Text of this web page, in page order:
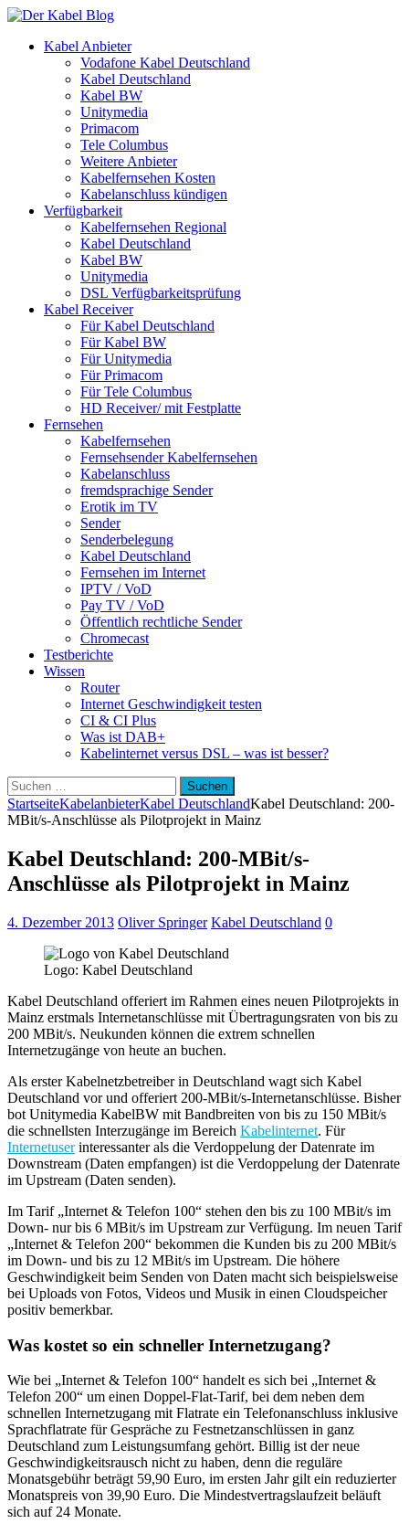
Kabel Anbieter
Vodafone Kabel Deutschland
Kabel Deutschland
Kabel BW
Unitymedia
Primacom
Tele Columbus
Weitere Anbieter
Kabelfernsehen Kosten
Kabelanschluss kündigen
Verfügbarkeit
Kabelfernsehen Regional
Kabel Deutschland
Kabel BW
Unitymedia
DSL Verfügbarkeitsprüfung
Kabel Receiver
Für Kabel Deutschland
Für Kabel BW
Für Unitymedia
Für Primacom
Für Tele Columbus
HD Receiver/ mit Festplatte
Fernsehen
Kabelfernsehen
Fernsehsender Kabelfernsehen
Kabelanschluss
fremdsprachige Sender
Erotik im TV
Sender
Senderbelegung
Kabel Deutschland
Fernsehen im Internet
IPTV / VoD
Pay TV / VoD
Öffentlich rechtliche Sender
Chromecast
Testberichte
Wissen
Router
Internet Geschwindigkeit testen
CI & CI Plus
Was ist DAB+
Kabelinternet versus DSL – was ist besser?
Suchen
nach:
StartseiteKabelanbieterKabel DeutschlandKabel Deutschland: 200-
MBit/s-Anschlüsse als Pilotprojekt in Mainz
Kabel Deutschland: 200-MBit/s-
Anschlüsse als Pilotprojekt in Mainz
4. Dezember 2013 Oliver Springer Kabel Deutschland 0
Logo: Kabel Deutschland
Kabel Deutschland offeriert im Rahmen eines neuen Pilotprojekts in
Mainz erstmals Internetanschlüsse mit Übertragungsraten von bis zu
200 MBit/s. Neukunden können die extrem schnellen
Internetzugänge von heute an buchen.
Als erster Kabelnetzbetreiber in Deutschland wagt sich Kabel
Deutschland vor und offeriert 200-MBit/s-Internetanschlüsse. Bisher
bot Unitymedia KabelBW mit Bandbreiten von bis zu 150 MBit/s
die schnellsten Interzugänge im Bereich Kabelinternet. Für
Internetuserinteressanter als die Verdoppelung der Datenrate im
Downstream (Daten empfangen) ist die Verdoppelung der Datenrate
im Upstream (Daten senden).
Im Tarif „Internet & Telefon 100“ stehen den bis zu 100 MBit/s im
Down- nur bis 6 MBit/s im Upstream zur Verfügung. Im neuen Tarif
„Internet & Telefon 200“ bekommen die Kunden bis zu 200 MBit/s
im Down- und bis zu 12 MBit/s im Upstream. Die höhere
Geschwindigkeit beim Senden von Daten macht sich beispielsweise
bei Uploads von Fotos, Videos und Musik in einen Cloudspeicher
positiv bemerkbar.
Was kostet so ein schneller Internetzugang?
Wie bei „Internet & Telefon 100“ handelt es sich bei „Internet &
Telefon 200“ um einen Doppel-Flat-Tarif, bei dem neben dem
schnellen Internetzugang mit Flatrate ein Telefonanschluss inklusive
Sprachflatrate für Gespräche zu Festnetzanschlüssen in ganz
Deutschland zum Leistungsumfang gehört. Billig ist der neue
Geschwindigkeitsrausch nicht zu haben, denn die reguläre
Monatsgebühr beträgt 59,90 Euro, im ersten Jahr gilt ein reduzierter
Monatspreis von 39,90 Euro. Die Mindestvertragslaufzeit beläuft
sich auf 24 Monate.